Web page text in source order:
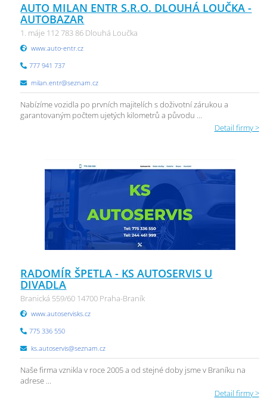
AUTO MILAN ENTR S.R.O. DLOUHÁ LOUČKA -
AUTOBAZAR
1. máje 112 783 86 Dlouhá Loučka
www.auto-entr.cz
777 941 737
milan.entr@seznam.cz
Nabízíme vozidla po prvních majitelích s doživotní zárukou a
garantovaným počtem ujetých kilometrů a původu ...
Detail firmy >
RADOMÍR ŠPETLA - KS AUTOSERVIS U
DIVADLA
Branická 559/60 14700 Praha-Braník
www.autoservisks.cz
775 336 550
ks.autoservis@seznam.cz
Naše firma vznikla v roce 2005 a od stejné doby jsme v Braníku na
adrese ...
Detail firmy >